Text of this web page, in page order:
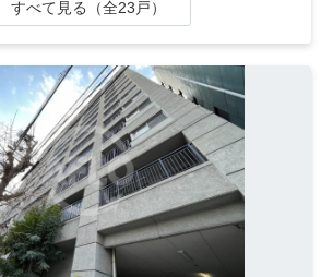
すべて見る（全23戸）